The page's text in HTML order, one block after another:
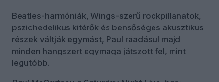
Beatles-harmóniák, Wings-szerű rockpillanatok,
pszichedelikus kitérők és bensőséges akusztikus
részek váltják egymást, Paul ráadásul majd
minden hangszert egymaga játszott fel, mint
legutóbb.